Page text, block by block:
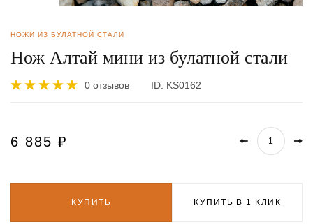
НОЖИ ИЗ БУЛАТНОЙ СТАЛИ
Нож Алтай мини из булатной стали
0 отзывов ID: KS0162
6 885 ₽
КУПИТЬ КУПИТЬ В 1 КЛИК